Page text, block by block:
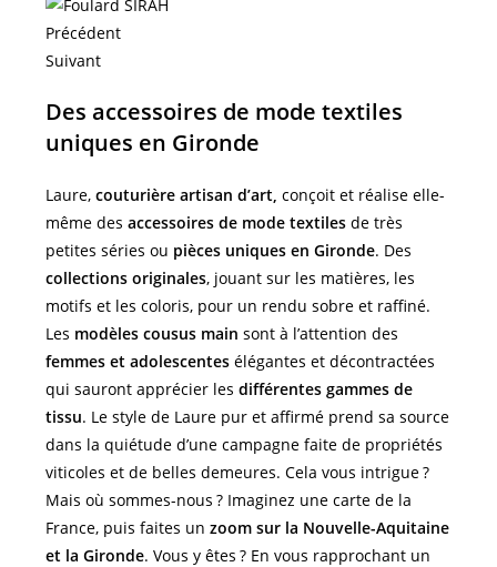
Précédent
Suivant
Des accessoires de mode textiles
uniques en Gironde
Laure,couturière artisan d’art, conçoit et réalise elle-
même desaccessoires de mode textiles de très
petites séries ou pièces uniques en Gironde. Des
collections originales, jouant sur les matières, les
motifs et les coloris, pour un rendu sobre et raffiné.
Les modèles cousus mainsont à l’attention des
femmes et adolescentes élégantes et décontractées
qui sauront apprécier lesdifférentes gammes de
tissu. Le style de Laure pur et affirmé prend sa source
dans la quiétude d’une campagne faite de propriétés
viticoles et de belles demeures. Cela vous intrigue ?
Mais où sommes-nous ? Imaginez une carte de la
France, puis faites unzoom sur la Nouvelle-Aquitaine
et la Gironde. Vous y êtes ? En vous rapprochant un